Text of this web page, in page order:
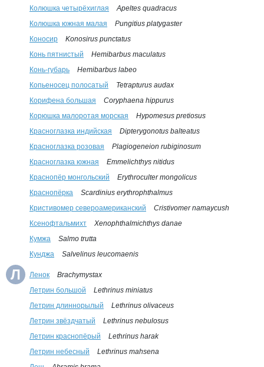
Колюшка четырёхиглая
Apeltes quadracus
Колюшка южная малая
Pungitius platygaster
Коносир
Konosirus punctatus
Конь пятнистый
Hemibarbus maculatus
Конь-губарь
Hemibarbus labeo
Копьеносец полосатый
Tetrapturus audax
Корифена большая
Coryphaena hippurus
Корюшка малоротая морская
Hypomesus pretiosus
Красноглазка индийская
Dipterygonotus balteatus
Красноглазка розовая
Plagiogeneion rubiginosum
Красноглазка южная
Emmelichthys nitidus
Краснопёр монгольский
Erythroculter mongolicus
Краснопёрка
Scardinius erythrophthalmus
Кристивомер североамериканский
Cristivomer namaycush
Ксенофтальмихт
Xenophthalmichthys danae
Кумжа
Salmo trutta
Кунджа
Salvelinus leucomaenis
Л Ленок
Brachymystax
Летрин большой
Lethrinus miniatus
Летрин длиннорылый
Lethrinus olivaceus
Летрин звёздчатый
Lethrinus nebulosus
Летрин краснопёрый
Lethrinus harak
Летрин небесный
Lethrinus mahsena